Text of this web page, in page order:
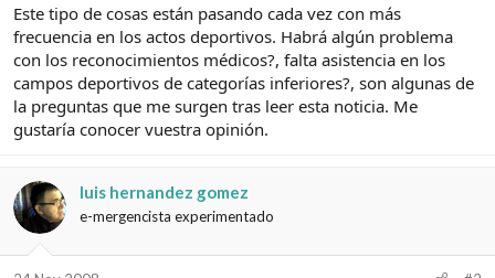
Este tipo de cosas están pasando cada vez con más
frecuencia en los actos deportivos. Habrá algún problema
con los reconocimientos médicos?, falta asistencia en los
campos deportivos de categorías inferiores?, son algunas de
la preguntas que me surgen tras leer esta noticia. Me
gustaría conocer vuestra opinión.
luis hernandez gomez
e-mergencista experimentado